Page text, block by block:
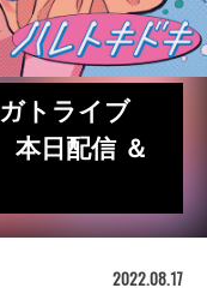
トライブ
本日配信 ＆
2022.08.17